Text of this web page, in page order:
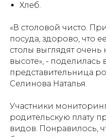
Хлеб.
«В столовой чисто.
посуда, здорово, что
столы выглядят
высоте», - поделилась
представительница
Селинова Наталья.
Участники
родительскую плату
видов. Понравилось,